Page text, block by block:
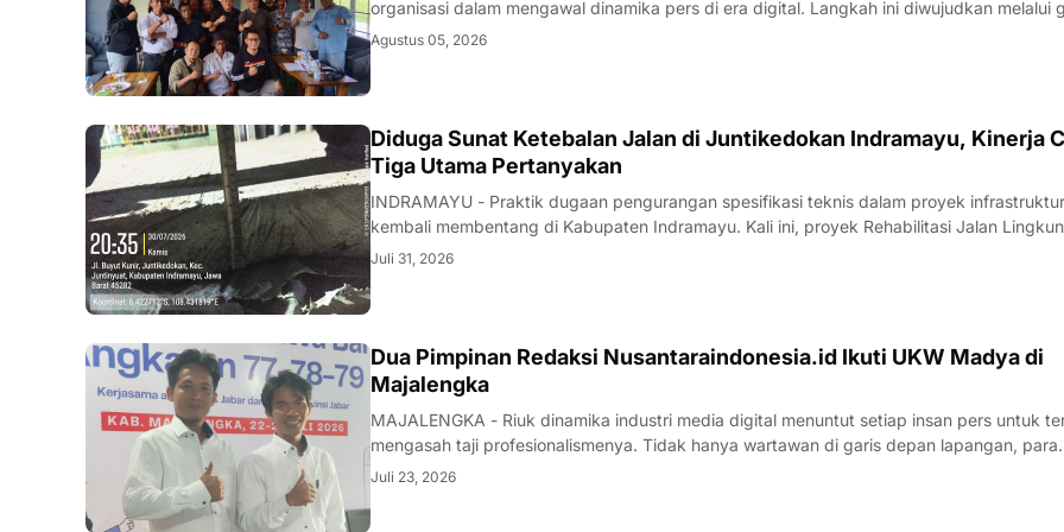
organisasi dalam mengawal dinamika pers di era digital. Langkah ini diwujudkan melalui
rapat konsolidasi internal bertempat di Rumah Makan Payoe, Jalan Olahraga, Indramayu,
Agustus 05, 2026
KRIMINAL
Diduga Sunat Ketebalan Jalan di Juntikedokan Indramayu, Kinerja
Tiga Utama Pertanyakan
INDRAMAYU - Praktik dugaan pengurangan spesifikasi teknis dalam proyek
kembali membentang di Kabupaten Indramayu. Kali ini, proyek Rehabilitasi Jalan
Desa Juntikedokan I, Kecamatan Juntinyuat, berada di bawah sorotan tajam lantaran
Juli 31, 2026
Dua Pimpinan Redaksi Nusantaraindonesia.id Ikuti UKW Madya di
Majalengka
MAJALENGKA - Riuk dinamika industri media digital menuntut setiap insan pers untuk
mengasah taji profesionalismenya. Tidak hanya wartawan di garis depan lapangan, para
nakhoda redaksi pun merasa perlu kembali bercermin dan menguji kapasitas diri demi
Juli 23, 2026